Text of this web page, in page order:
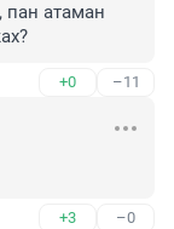
пан атаман
+0 –11
+3 –0